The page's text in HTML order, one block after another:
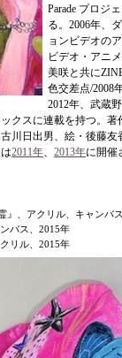
Parade プロジ
る。2006年、
ョンビデオの
ビデオ・アニ
美咲と共に
色交差点/2008
2012年、武蔵
クスに連載を持つ。
川日出男、絵・後藤友
2011年、 2013年に開催
』、アクリル、キャンバ
バス、2015年
リル、2015年